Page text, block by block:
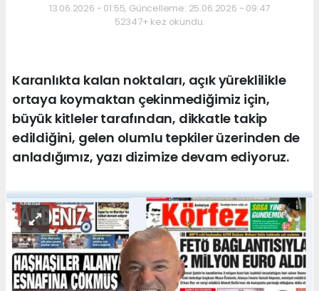
13.06.2026 - 01:55, Güncelleme: 25.06.2026 - 09:47
52347+ kez okundu.
Karanlıkta kalan noktaları, açık yüreklilikle
ortaya koymaktan çekinmediğimiz için,
büyük kitleler tarafından, dikkatle takip
edildiğini, gelen olumlu tepkiler üzerinden de
anladığımız, yazı dizimize devam ediyoruz.